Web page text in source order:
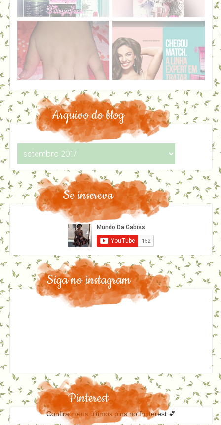
Arquivo do blog
Se inscreva
Siga no instagram
Pinterest
Confira meus últimos pins no Pinterest 💕